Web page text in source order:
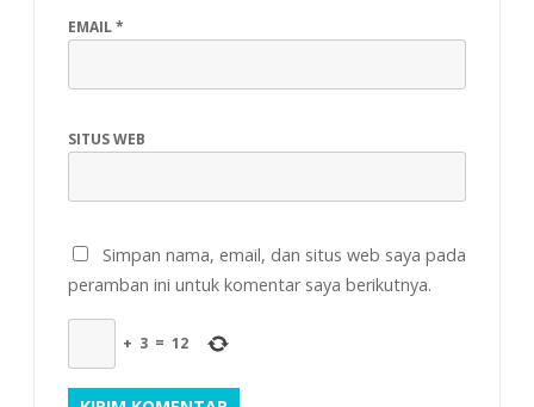
EMAIL*
SITUS WEB
Simpan nama, email, dan situs web saya pada
peramban ini untuk komentar saya berikutnya.
+ 3 = 12